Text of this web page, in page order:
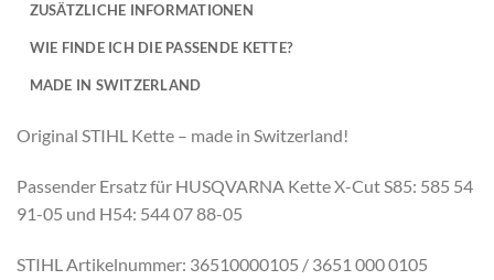
ZUSÄTZLICHE INFORMATIONEN
WIE FINDE ICH DIE PASSENDE KETTE?
MADE IN SWITZERLAND
Original STIHL Kette – made in Switzerland!
Passender Ersatz für HUSQVARNA Kette X-Cut S85: 585 54
91-05 und H54: 544 07 88-05
STIHL Artikelnummer: 36510000105 / 3651 000 0105